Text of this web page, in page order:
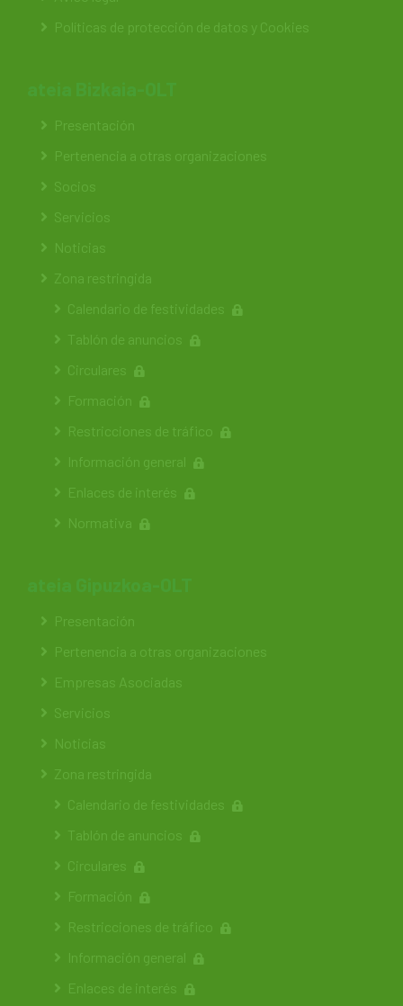
Políticas de protección de datos y Cookies
Presentación
Pertenencia a otras organizaciones
Socios
Servicios
Noticias
Zona restringida
Calendario de festividades
Tablón de anuncios
Circulares
Formación
Restricciones de tráfico
Información general
Enlaces de interés
Normativa
Presentación
Pertenencia a otras organizaciones
Empresas Asociadas
Servicios
Noticias
Zona restringida
Calendario de festividades
Tablón de anuncios
Circulares
Formación
Restricciones de tráfico
Información general
Enlaces de interés